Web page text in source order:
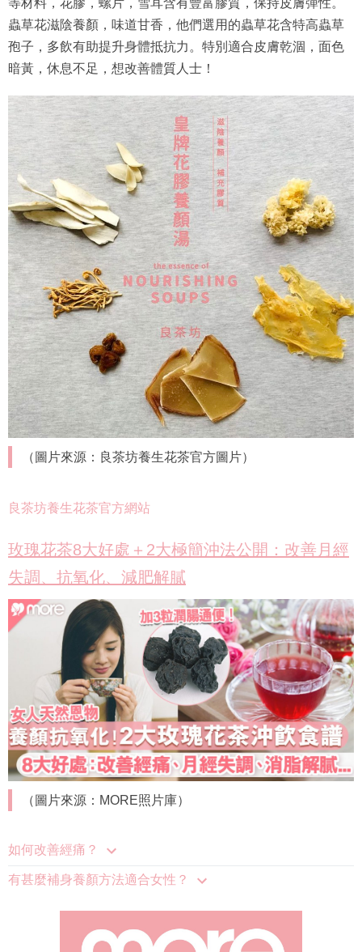
等材料，花膠，螺片，雪耳含有豐富膠質，保持皮膚彈性。
蟲草花滋陰養顏，味道甘香，他們選用的蟲草花含特高蟲草
孢子，多飲有助提升身體抵抗力。特別適合皮膚乾涸，面色
暗黃，休息不足，想改善體質人士！
（圖片來源：良茶坊養生花茶官方圖片）
良茶坊養生花茶官方網站
玫瑰花茶8大好處＋2大極簡沖法公開：改善月經
失調、抗氧化、減肥解膩
（圖片來源：MORE照片庫）
如何改善經痛？
有甚麼補身養顏方法適合女性？